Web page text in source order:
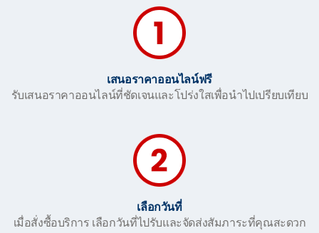
เสนอราคาออนไลน์ฟรี
รับเสนอราคาออนไลน์ที่ชัดเจนและโปร่งใสเพื่อนำไปเปรียบเทียบ
เลือกวันที่
เมื่อสั่งซื้อบริการ เลือกวันที่ไปรับและจัดส่งสัมภาระที่คุณสะดวก